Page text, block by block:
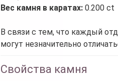
Вес камня в каратах: 0.200 ct
В связи с тем, что каждый
могут незначительно
Свойства камня